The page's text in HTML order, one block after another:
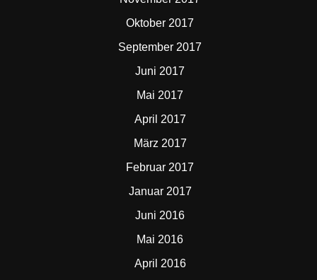
Oktober 2017
September 2017
Juni 2017
Mai 2017
April 2017
März 2017
Februar 2017
Januar 2017
Juni 2016
Mai 2016
April 2016